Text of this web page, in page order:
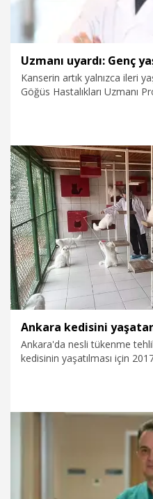
Uzmanı uyardı: Genç
Kanserin artık yalnızca ileri
Göğüs Hastalıkları Uzmanı
oranlarının artması dikkat
ve tiroit kanseri öne
lenfoma ve prostat
6.02.2026 Sağlık-Yaşam
Ankara'da nesli tükenme
kedisinin yaşatılması için
Video